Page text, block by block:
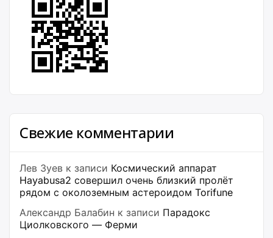
Свежие комментарии
Лев Зуев к записи Космический аппарат
Hayabusa2 совершил очень близкий пролёт
рядом с околоземным астероидом Torifune
Александр Балабин к записи Парадокс
Циолковского — Ферми